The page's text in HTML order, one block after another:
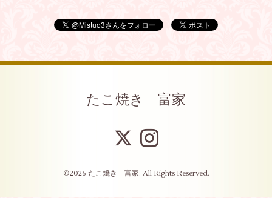
たこ焼き 富家
©2026 たこ焼き 富家. All Rights Reserved.